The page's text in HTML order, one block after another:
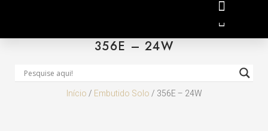
356E – 24W
Início/ Embutido Solo/ 356E – 24W